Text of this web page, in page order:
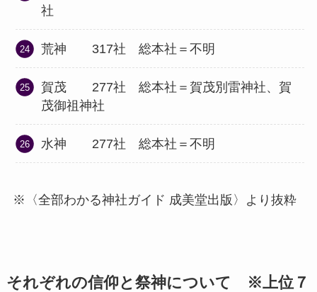
社
荒神 317社 総本社＝不明
賀茂 277社 総本社＝賀茂別雷神社、賀
茂御祖神社
水神 277社 総本社＝不明
※〈全部わかる神社ガイド 成美堂出版〉より抜粋
それぞれの信仰と祭神について ※上位７